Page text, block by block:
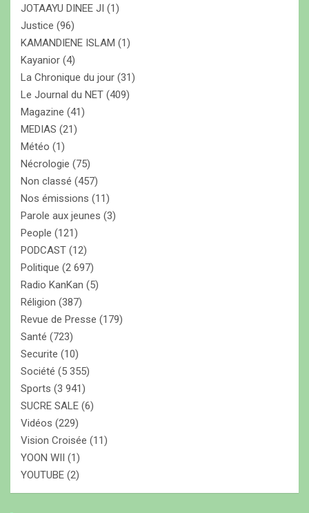
JOTAAYU DINEE JI (1)
Justice (96)
KAMANDIENE ISLAM (1)
Kayanior (4)
La Chronique du jour (31)
Le Journal du NET (409)
Magazine (41)
MEDIAS (21)
Météo (1)
Nécrologie (75)
Non classé (457)
Nos émissions (11)
Parole aux jeunes (3)
People (121)
PODCAST (12)
Politique (2 697)
Radio KanKan (5)
Réligion (387)
Revue de Presse (179)
Santé (723)
Securite (10)
Société (5 355)
Sports (3 941)
SUCRE SALE (6)
Vidéos (229)
Vision Croisée (11)
YOON WII (1)
YOUTUBE (2)